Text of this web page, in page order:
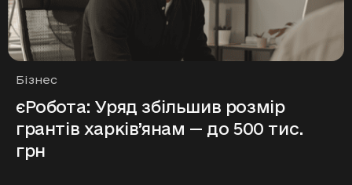
Рубрики
Бізнес
єРобота: Уряд збільшив розмір
грантів харків’янам — до 500 тис.
грн